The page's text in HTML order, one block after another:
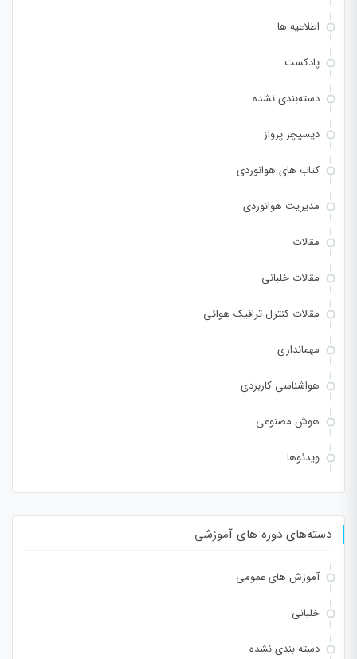
اطلاعیه ها
پادکست
دسته‌بندی نشده
دیسپچر پرواز
کتاب های هوانوردی
مدیریت هوانوردی
مقالات
مقالات خلبانی
مقالات کنترل ترافیک هوائی
مهمانداری
هواشناسی کاربردی
هوش مصنوعی
ویدئوها
دسته‌های دوره های آموزشی
آموزش های عمومی
خلبانی
دسته بندی نشده